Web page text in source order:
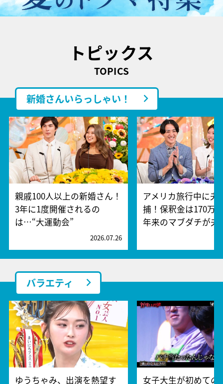
トピックス
TOPICS
新婚さんいらっしゃい！
親戚100人以上の新婚さん！
3年に1度開催されるの
は…“大運動会”
2026.07.26
アメリカ旅行中に夫
捕！保釈金は170万
年来のマブダチが
バラエティ
ゆうちゃみ、出演を熱望す 女子大生が初めての